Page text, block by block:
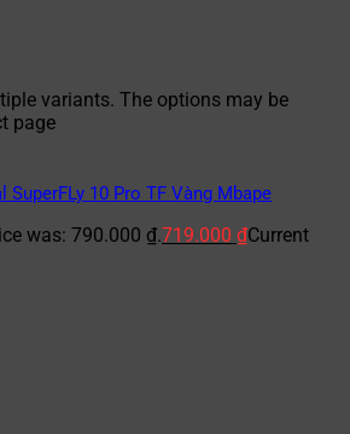
variants. The options may be
page
SuperFLy 10 Pro TF Vàng Mbape
was: 790.000 ₫.719.000 ₫Current